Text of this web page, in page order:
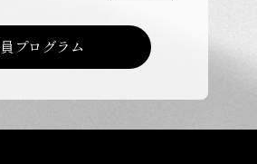
プログラム